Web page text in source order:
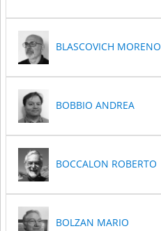
BLASCOVICH MORENO
BOBBIO ANDREA
BOCCALON ROBERTO
BOLZAN MARIO